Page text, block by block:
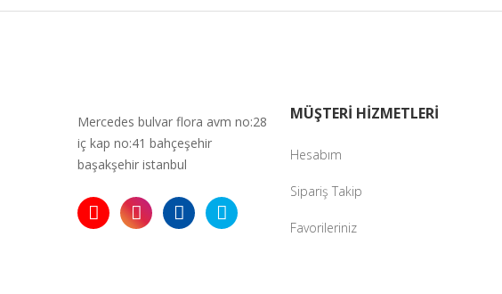
Mercedes bulvar flora avm no:28
iç kap no:41 bahçeşehir
başakşehir istanbul
MÜŞTERİ HİZMETLERİ
Hesabım
Sipariş Takip
Favorileriniz